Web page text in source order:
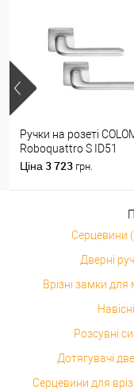
Ручки на розеті
Roboquattro S ID51
(PT19BZG-PT13)
Ціна 3 723 грн.
Дверні
Врізні замки
Розсувні
Дотягувачі
Серцевини для